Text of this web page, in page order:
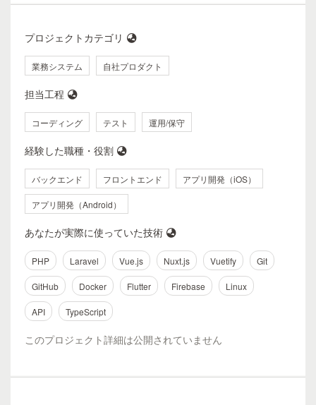
プロジェクトカテゴリ
業務システム 自社プロダクト
担当工程
コーディング テスト 運用/保守
経験した職種・役割
バックエンド フロントエンド アプリ開発（iOS）
アプリ開発（Android）
あなたが実際に使っていた技術
PHP Laravel Vue.js Nuxt.js Vuetify Git
GitHub Docker Flutter Firebase Linux
API TypeScript
このプロジェクト詳細は公開されていません